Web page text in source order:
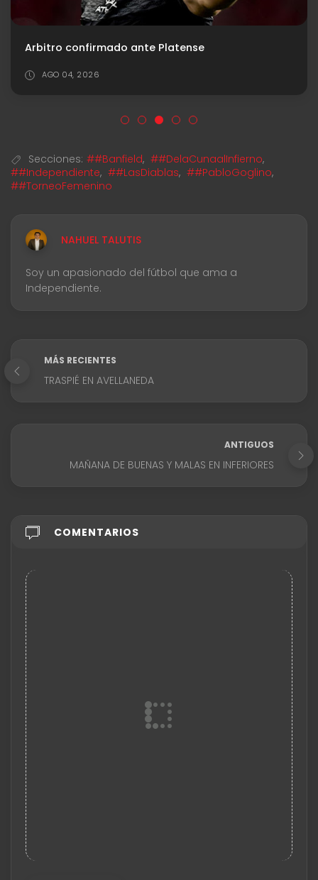
Arbitro confirmado ante Platense
AGO 04, 2026
Secciones: ##Banfield, ##DelaCunaalInfierno,
##Independiente, ##LasDiablas, ##PabloGoglino,
##TorneoFemenino
NAHUEL TALUTIS
Soy un apasionado del fútbol que ama a
Independiente.
MÁS RECIENTES
TRASPIÉ EN AVELLANEDA
ANTIGUOS
MAÑANA DE BUENAS Y MALAS EN INFERIORES
COMENTARIOS